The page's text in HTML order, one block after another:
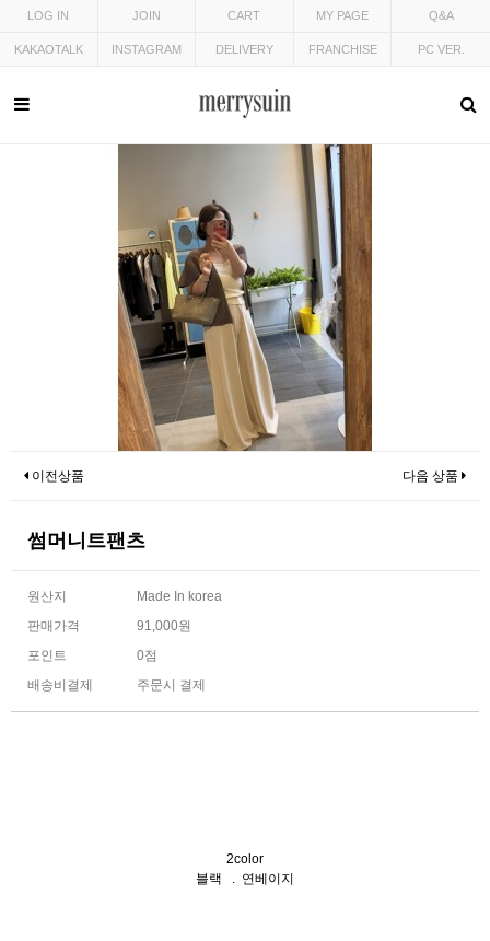
LOG IN JOIN CART MY PAGE Q&A
KAKAOTALK INSTAGRAM DELIVERY FRANCHISE PC VER.
이전상품 다음 상품
썸머니트팬츠
원산지
Made In korea
판매가격
91,000원
포인트
0점
배송비결제
주문시 결제
2color
블랙 . 연베이지